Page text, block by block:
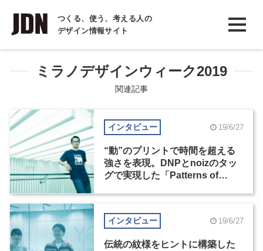
つくる、使う、考える人の
デザイン情報サイト
INTERVIEW
インタビュー
REPORT
COLUMN
コラム
ミラノデザインウィーク2019
関連記事
インタビュー 19/6/27
“動”のプリントで時間を超える
強さを表現。DNPとnoizのタッ
グで実現した「Patterns of
インタビュー 19/6/27
伝統の紋様をヒントに構築した